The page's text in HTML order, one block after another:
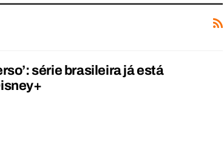
série brasileira já está